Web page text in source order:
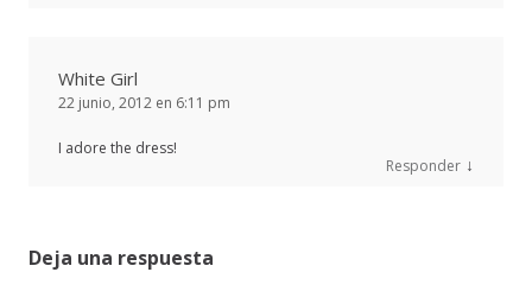
White Girl
22 junio, 2012 en 6:11 pm
I adore the dress!
Responder ↓
Deja una respuesta